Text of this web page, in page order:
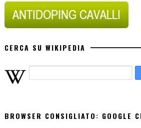
CERCA SU WIKIPEDIA
BROWSER CONSIGLIATO: GOOGLE